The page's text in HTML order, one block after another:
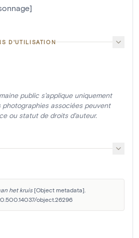
D'UTILISATION
public s'applique uniquement
photographies associées peuvent
ou statut de droits d'auteur.
het kruis [Object metadata].
object.26296